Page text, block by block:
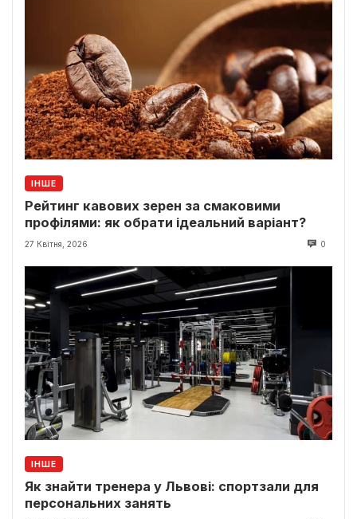
ІНШЕ
Рейтинг кавових зерен за смаковими
профілями: як обрати ідеальний варіант?
27 Квітня, 2026 0
ІНШЕ
Як знайти тренера у Львові: спортзали для
персональних занять